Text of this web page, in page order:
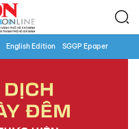
English Edition SGGP Epaper